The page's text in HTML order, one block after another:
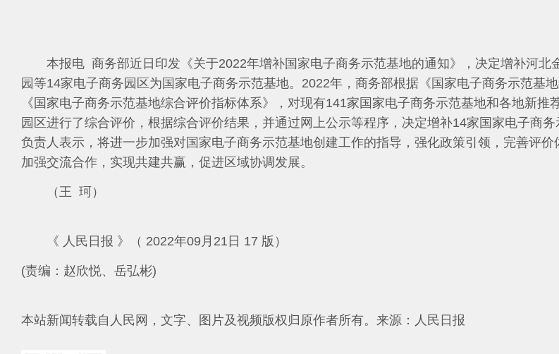
本报电 商务部近日印发《关于2022年增补国家电子商务示范基地的通知》，决定增补河北
园等14家电子商务园区为国家电子商务示范基地。2022年，商务部根据《国家电子商务示范基
《国家电子商务示范基地综合评价指标体系》，对现有141家国家电子商务示范基地和各地新推
园区进行了综合评价，根据综合评价结果，并通过网上公示等程序，决定增补14家国家电子商
负责人表示，将进一步加强对国家电子商务示范基地创建工作的指导，强化政策引领，完善评价
加强交流合作，实现共建共赢，促进区域协调发展。
（王 珂）
《 人民日报 》（ 2022年09月21日 17 版）
(责编：赵欣悦、岳弘彬)
本站新闻转载自人民网，文字、图片及视频版权归原作者所有。 来源：人民日报